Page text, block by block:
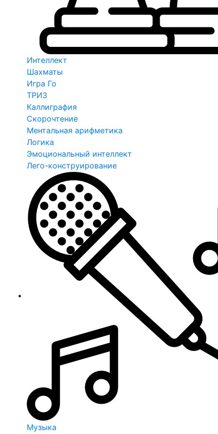
Интеллект
Шахматы
Игра Го
ТРИЗ
Каллиграфия
Скорочтение
Ментальная арифметика
Логика
Эмоциональный интеллект
Лего-конструирование
Музыка